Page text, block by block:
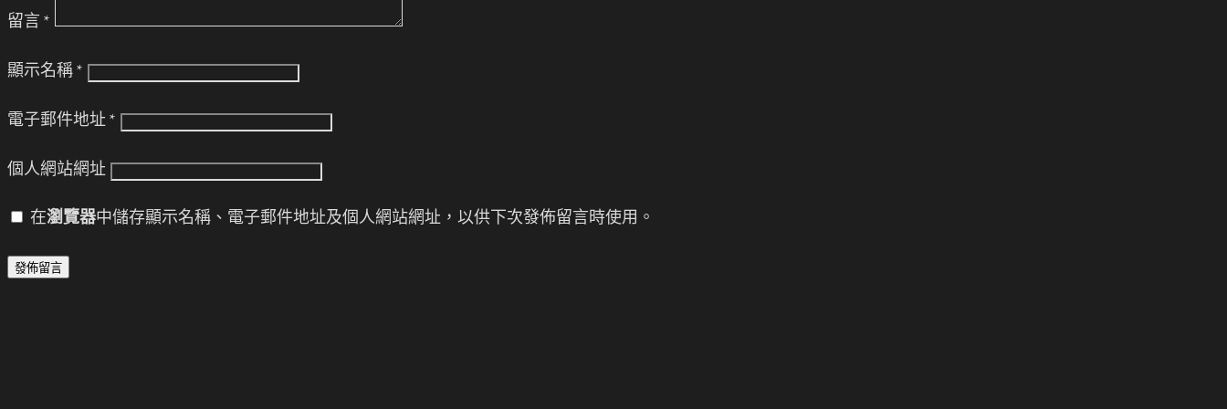
留言 *
顯示名稱 *
電子郵件地址 *
個人網站網址
在瀏覽器中儲存顯示名稱、電子郵件地址及個人網站網址，以供下次發佈留言時使用。